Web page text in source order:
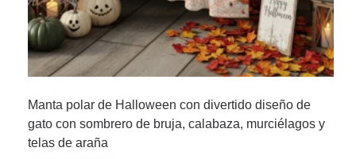
Manta polar de Halloween con divertido diseño de
gato con sombrero de bruja, calabaza, murciélagos y
telas de araña